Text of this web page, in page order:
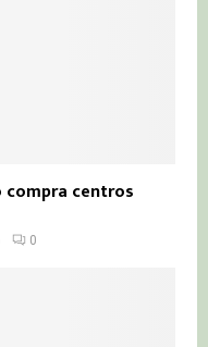
compra centros
0